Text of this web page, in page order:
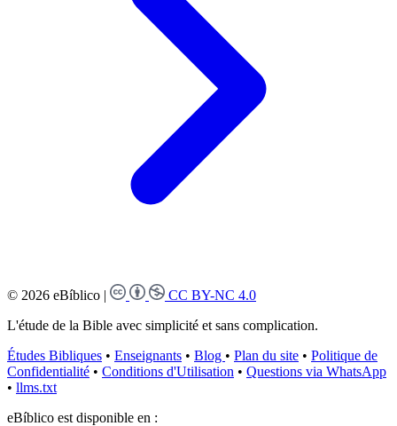
© 2026 eBíblico |
CC BY-NC 4.0
L'étude de la Bible avec simplicité et sans complication.
Études Bibliques • Enseignants • Blog • Plan du site • Politique de
Confidentialité • Conditions d'Utilisation • Questions via WhatsApp
• llms.txt
eBíblico est disponible en :